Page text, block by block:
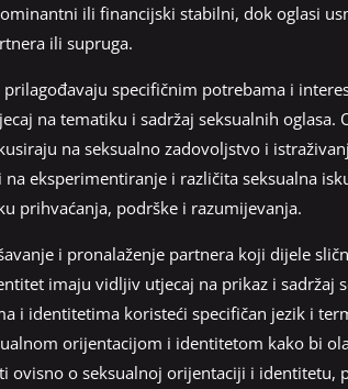
ili financijski stabilni, dok oglasi
ili supruga.
specifičnim potrebama i
na tematiku i sadržaj seksualnih oglasa.
na seksualno zadovoljstvo i
eksperimentiranje i različita seksualna
prihvaćanja, podrške i razumijevanja.
i pronalaženje partnera koji dijele
imaju vidljiv utjecaj na prikaz i sadržaj
i identitetima koristeći specifičan jezik i
orijentacijom i identitetom kako bi
ovisno o seksualnoj orijentaciji i identitetu,